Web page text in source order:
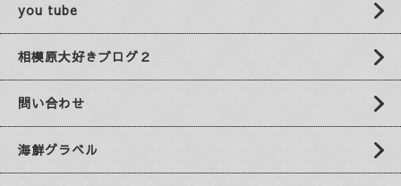
you tube
相模原大好きブログ２
問い合わせ
海鮮グラベル